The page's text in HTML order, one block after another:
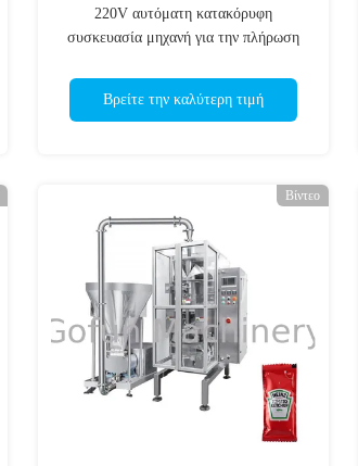
220V αυτόματη κατακόρυφη
συσκευασία μηχανή για την πλήρωση
Βρείτε την καλύτερη τιμή
Βίντεο